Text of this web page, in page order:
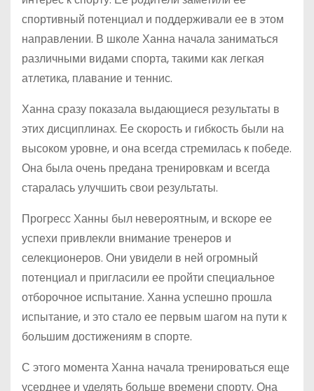
спортивный потенциал и поддерживали ее в этом
направлении. В школе Ханна начала заниматься
различными видами спорта, такими как легкая
атлетика, плавание и теннис.
Ханна сразу показала выдающиеся результаты в
этих дисциплинах. Ее скорость и гибкость были на
высоком уровне, и она всегда стремилась к победе.
Она была очень предана тренировкам и всегда
старалась улучшить свои результаты.
Прогресс Ханны был невероятным, и вскоре ее
успехи привлекли внимание тренеров и
селекционеров. Они увидели в ней огромный
потенциал и пригласили ее пройти специальное
отборочное испытание. Ханна успешно прошла
испытание, и это стало ее первым шагом на пути к
большим достижениям в спорте.
С этого момента Ханна начала тренироваться еще
усерднее и уделять больше времени спорту. Она